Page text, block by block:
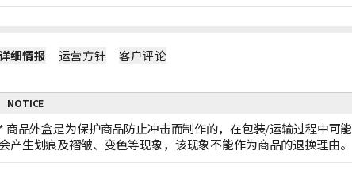
细情报 运营方针 客户评论
NOTICE
商品外盒是为保护商品防止冲击而制作的，在包装/运输过程中可能
产生划痕及褶皱、变色等现象，该现象不能作为商品的退换理由。